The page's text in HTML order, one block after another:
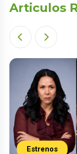
Articulos
Estrenos